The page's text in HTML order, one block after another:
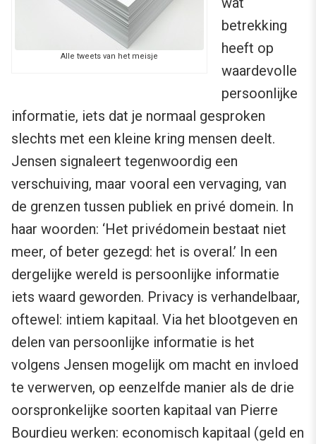
Alle tweets van het meisje
betrekking
heeft op
waardevolle
persoonlijke
informatie, iets dat je normaal gesproken
slechts met een kleine kring mensen deelt.
Jensen signaleert tegenwoordig een
verschuiving, maar vooral een vervaging, van
de grenzen tussen publiek en privé domein. In
haar woorden: ‘Het privédomein bestaat niet
meer, of beter gezegd: het is overal.’ In een
dergelijke wereld is persoonlijke informatie
iets waard geworden. Privacy is verhandelbaar,
oftewel: intiem kapitaal. Via het blootgeven en
delen van persoonlijke informatie is het
volgens Jensen mogelijk om macht en invloed
te verwerven, op eenzelfde manier als de drie
oorspronkelijke soorten kapitaal van Pierre
Bourdieu werken: economisch kapitaal (geld en